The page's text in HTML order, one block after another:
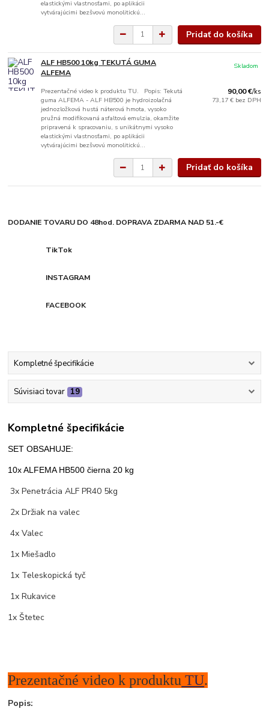
elastickými vlastnosťami, po aplikácii
vytvárajúcimi bezšvovú monolitickú...
Pridať do košíka
ALF HB500 10kg TEKUTÁ GUMA
ALFEMA
Prezentačné video k produktu TU. Popis: Tekutá
guma ALFEMA - ALF HB500 je hydroizolačná
jednozložková hustá náterová hmota, vysoko
pružná modifikovaná asfaltová emulzia, okamžite
pripravená k spracovaniu, s unikátnymi vysoko
elastickými vlastnosťami, po aplikácii
vytvárajúcimi bezšvovú monolitickú...
90,00 €/ks
73,17 € bez DPH
Skladom
Pridať do košíka
DODANIE TOVARU DO 48hod. DOPRAVA ZDARMA NAD 51.-€
TikTok
INSTAGRAM
FACEBOOK
Kompletné špecifikácie
Súvisiaci tovar 19
Kompletné špecifikácie
SET OBSAHUJE:
10x ALFEMA HB500 čierna 20 kg
3x Penetrácia ALF PR40 5kg
2x Držiak na valec
4x Valec
1x Miešadlo
1x Teleskopická tyč
1x Rukavice
1x Štetec
Prezentačné video k produktu TU.
Popis: